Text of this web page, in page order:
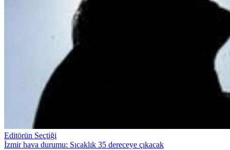
Editörün Seçtiği
İzmir hava durumu: Sıcaklık 35 dereceye çıkacak